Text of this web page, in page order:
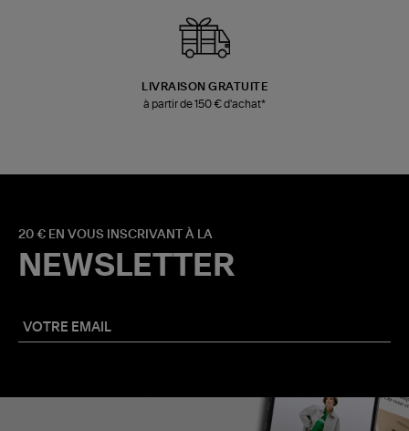
LIVRAISON GRATUITE
à partir de 150 € d'achat*
20 € EN VOUS INSCRIVANT À LA
NEWSLETTER